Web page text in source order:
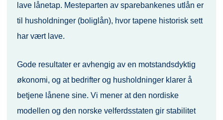
lave lånetap. Mesteparten av sparebankenes utlån er
til husholdninger (boliglån), hvor tapene historisk sett
har vært lave.
Gode resultater er avhengig av en motstandsdyktig
økonomi, og at bedrifter og husholdninger klarer å
betjene lånene sine. Vi mener at den nordiske
modellen og den norske velferdsstaten gir stabilitet